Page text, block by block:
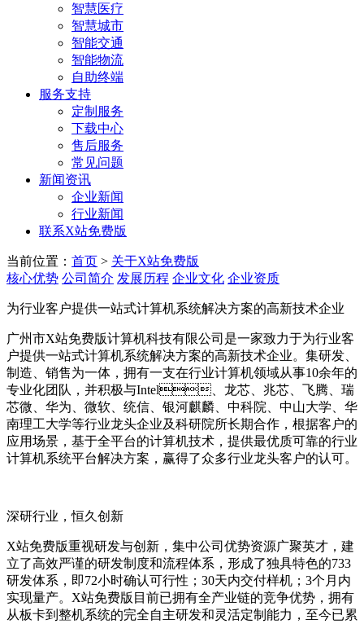
智慧医疗
智慧城市
智能交通
智能物流
自助终端
服务支持
定制服务
下载中心
售后服务
常见问题
新闻资讯
企业新闻
行业新闻
联系X站免费版
当前位置： 首页 > 关于X站免费版
核心优势 公司简介 发展历程 企业文化 企业资质
为行业客户提供一站式计算机系统解决方案的高新技术企业
广州市X站免费版计算机科技有限公司是一家致力于为行业客
户提供一站式计算机系统解决方案的高新技术企业。集研发、
制造、销售为一体，拥有一支在行业计算机领域从事10余年的
专业化团队，并积极与Intel、龙芯、兆芯、飞腾、瑞
芯微、华为、微软、统信、银河麒麟、中科院、中山大学、华
南理工大学等行业龙头企业及科研院所长期合作，根据客户的
应用场景，基于全平台的计算机技术，提供最优质可靠的行业
计算机系统平台解决方案，赢得了众多行业龙头客户的认可。
深研行业，恒久创新
X站免费版重视研发与创新，集中公司优势资源广聚英才，建
立了高效严谨的研发制度和流程体系，形成了独具特色的733
研发体系，即72小时确认可行性；30天内交付样机；3个月内
实现量产。X站免费版目前已拥有全产业链的竞争优势，拥有
从板卡到整机系统的完全自主研发和灵活定制能力，至今已累